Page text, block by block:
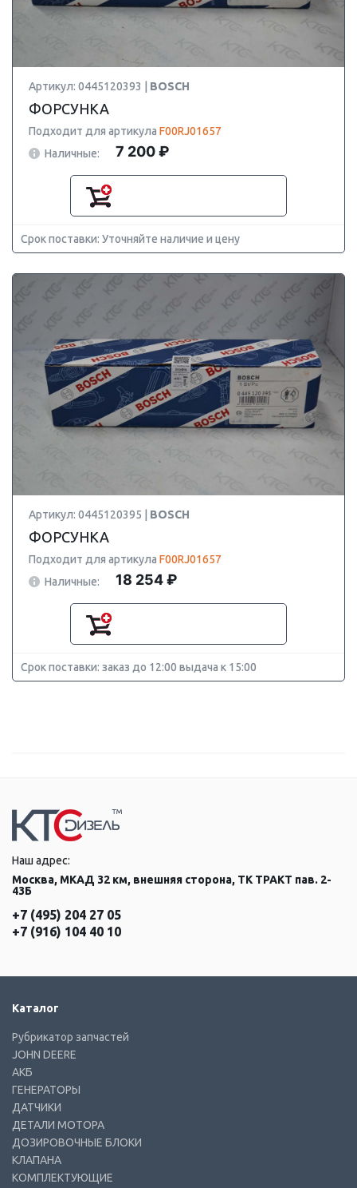
Артикул: 0445120393 | BOSCH
ФОРСУНКА
Подходит для артикула F00RJ01657
Наличные:
7 200 ₽
Срок поставки: Уточняйте наличие и цену
Артикул: 0445120395 | BOSCH
ФОРСУНКА
Подходит для артикула F00RJ01657
Наличные:
18 254 ₽
Срок поставки: заказ до 12:00 выдача к 15:00
Наш адрес:
Москва, МКАД 32 км, внешняя сторона, ТК ТРАКТ пав. 2-
43Б
+7 (495) 204 27 05
+7 (916) 104 40 10
Каталог
Рубрикатор запчастей
JOHN DEERE
АКБ
ГЕНЕРАТОРЫ
ДАТЧИКИ
ДЕТАЛИ МОТОРА
ДОЗИРОВОЧНЫЕ БЛОКИ
КЛАПАНА
КОМПЛЕКТУЮЩИЕ